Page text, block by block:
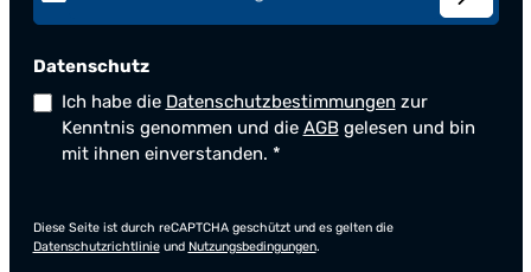
Datenschutz
Ich habe die Datenschutzbestimmungen zur
Kenntnis genommen und die AGBgelesen und bin
mit ihnen einverstanden. *
Diese Seite ist durch reCAPTCHA geschützt und es gelten die
Datenschutzrichtlinieund Nutzungsbedingungen.